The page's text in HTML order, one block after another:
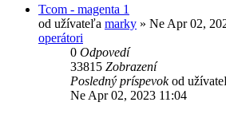
Tcom - magenta 1
od užívateľa marky » Ne Apr 02,
operátori
0 Odpovedí
33815 Zobrazení
Posledný príspevokod
Ne Apr 02, 2023 11:04